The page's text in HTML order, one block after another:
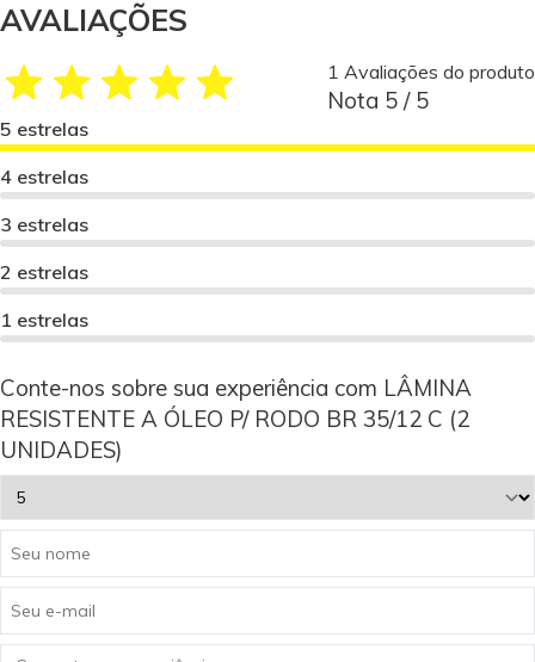
AVALIAÇÕES
1 Avaliações do produto
Nota 5 / 5
5 estrelas
4 estrelas
3 estrelas
2 estrelas
1 estrelas
Conte-nos sobre sua experiência com LÂMINA
RESISTENTE A ÓLEO P/ RODO BR 35/12 C (2
UNIDADES)